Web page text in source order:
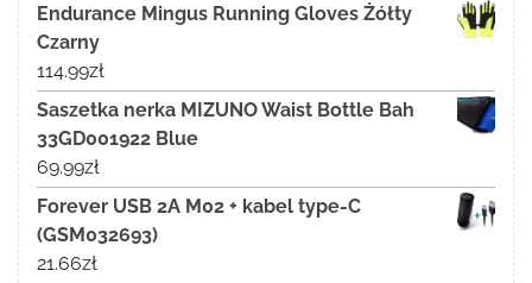
Endurance Mingus Running Gloves Żółty
Czarny
114.99zł
Saszetka nerka MIZUNO Waist Bottle Bah
33GD001922 Blue
69.99zł
Forever USB 2A M02 + kabel type-C
(GSM032693)
21.66zł